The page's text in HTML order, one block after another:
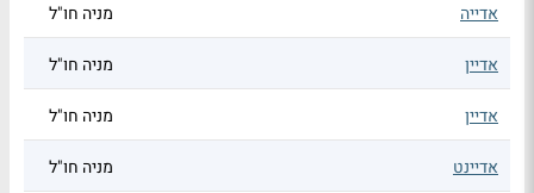
אדייה מניה חו"ל
אדיין מניה חו"ל
אדיין מניה חו"ל
אדיינט מניה חו"ל